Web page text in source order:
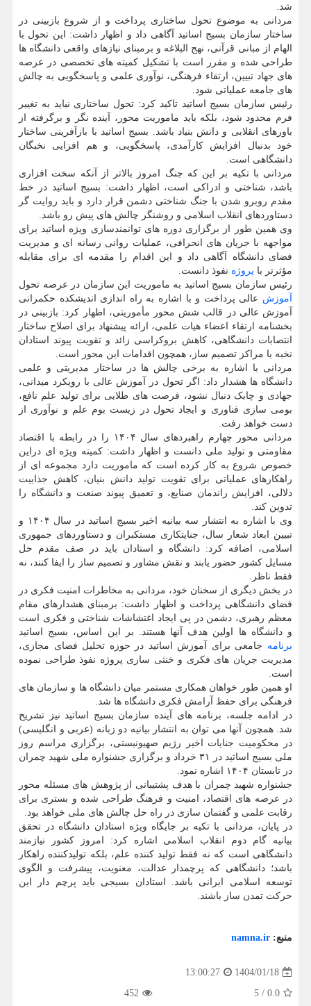
شد.
مردانی به موضوع تحول ساختاری پرداخت و از شروع بازبینی در
ساختار سازمان بسیج اساتید آگاهی داد و اظهار داشت: این تحول با
الهام از مبانی قرآنی، نهج البلاغه و برمبنای نیازهای واقعی دانشگاه ها
طراحی شده و مقرر است با تشکیل کمیته های تخصصی در عرصه
های جهاد تبیین، ارتقاء فرهنگی، نوآوری علمی و پاسخگویی به چالش
های جامعه عملیاتی شود.
رئیس سازمان بسیج اساتید تاکید کرد: تحول ساختاری نباید به تغییر
فرم محدود شود، بلکه باید ماموریت محور، آینده نگر و برگرفته از
باورهای انقلابی و دانش بنیاد باشد. بسیج اساتید با بازآفرینی ساختار
خود بدنبال افزایش کارآمدی، پاسخگویی، و هم افزایی نخبگان
دانشگاهی است.
مردانی با تکیه بر این که جنگ امروز بالاتر از آنکه سخت افزاری
باشد، شناختی و ادراکی است، اظهار داشت: بسیج اساتید در خط
مقدم روبرو شدن با جنگ شناختی دشمن قرار دارد و باید روایت گر
دستاوردهای انقلاب اسلامی و روشنگر چالش های پیش رو باشد.
وی همین طور از برگزاری دوره های توانمندسازی ویژه اساتید برای
مواجهه با جریان های انحرافی، عملیات روانی رسانه ای و مدیریت
فضای دانشگاه آگاهی داد و این اقدام را مقدمه ای برای مقابله
مؤثرتر با پروژه نفوذ دانست.
رئیس سازمان بسیج اساتید به ماموریت این سازمان در عرصه تحول
آموزش عالی پرداخت و با اشاره به راه اندازی اندیشکده حکمرانی
آموزش عالی در قالب شش محور مأموریتی، اظهار کرد: بازبینی در
بخشنامه ارتقاء اعضاء هیات علمی، ارائه پیشنهاد برای اصلاح ساختار
انتصابات دانشگاهی، کاهش بروکراسی زائد و تقویت پیوند استادان
نخبه با مراکز تصمیم ساز، همچون اقدامات این محور است.
مردانی با اشاره به برخی چالش ها در ساختار مدیریتی و علمی
دانشگاه ها هشدار داد: اگر تحول در آموزش عالی با رویکرد میدانی،
جهادی و چابک دنبال نشود، فرصت های طلایی برای تولید علم نافع،
بومی سازی فناوری و ایجاد تحول در زیست بوم علم و نوآوری از
دست خواهد رفت.
مردانی محور چهارم راهبردهای سال ۱۴۰۴ را در رابطه با اقتصاد
مقاومتی و تولید ملی دانست و اظهار داشت: کمیته ویژه ای دراین
خصوص شروع به کار کرده است که ماموریت دارد مجموعه ای از
راهکارهای عملیاتی برای تقویت تولید دانش بنیان، کاهش جذابیت
دلالی، افزایش راندمان صنایع، و تعمیق پیوند صنعت و دانشگاه را
تدوین کند.
وی با اشاره به انتشار سه بیانیه اخیر بسیج اساتید در سال ۱۴۰۴ و
تبیین ابعاد شعار سال، جنایتکاری مستکبران و دستاوردهای جمهوری
اسلامی، اضافه کرد: دانشگاه و استادان باید در صف مقدم حل
مسایل کشور حضور یابند و نقش مشاور و تصمیم ساز را ایفا کنند، نه
فقط ناظر.
در بخش دیگری از سخنان خود، مردانی به مخاطرات امنیت فکری در
فضای دانشگاهی پرداخت و اظهار داشت: برمبنای هشدارهای مقام
معظم رهبری، دشمن در پی ایجاد اغتشاشات شناختی و فکری است
و دانشگاه ها اولین هدف آنها هستند. بر این اساس، بسیج اساتید
برنامه جامعی برای آموزش اساتید در حوزه تحلیل فضای مجازی،
مدیریت جریان های فکری و خنثی سازی پروژه نفوذ طراحی نموده
است.
او همین طور خواهان همکاری مستمر میان دانشگاه ها و سازمان های
فرهنگی برای حفظ آرامش فکری دانشگاه ها شد.
در ادامه جلسه، برنامه های آینده سازمان بسیج اساتید نیز تشریح
شد. همچون آنها می توان به انتشار بیانیه دو زبانه (عربی و انگلیسی)
در محکومیت جنایات اخیر رژیم صهیونیستی، برگزاری مراسم روز
ملی بسیج اساتید در ۳۱ خرداد و برگزاری جشنواره ملی شهید چمران
در تابستان ۱۴۰۴ اشاره نمود.
جشنواره شهید چمران با هدف پشتیبانی از پژوهش های مسئله محور
در عرصه های اقتصاد، امنیت و فرهنگ طراحی شده و بستری برای
رقابت علمی و گفتمان سازی در راه حل چالش های ملی خواهد بود.
در پایان، مردانی با تکیه بر جایگاه ویژه استادان دانشگاه در تحقق
بیانیه گام دوم انقلاب اسلامی اشاره کرد: امروز کشور نیازمند
دانشگاهی است که نه فقط تولید کننده علم، بلکه تولیدکننده راهکار
باشد؛ دانشگاهی که پرچمدار عدالت، معنویت، پیشرفت و الگوی
توسعه اسلامی ایرانی باشد. استادان بسیجی باید پرچم دار این
حرکت تمدن ساز باشند.
منبع: namna.ir
1404/01/18
13:00:27
0.0
/
5
452